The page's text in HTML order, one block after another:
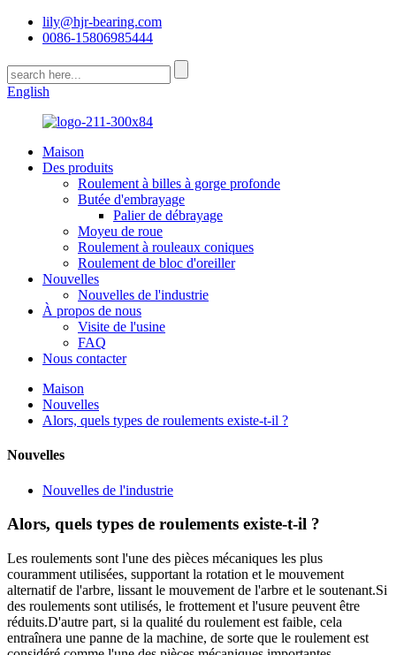
lily@hjr-bearing.com
0086-15806985444
English
Maison
Des produits
Roulement à billes à gorge profonde
Butée d'embrayage
Palier de débrayage
Moyeu de roue
Roulement à rouleaux coniques
Roulement de bloc d'oreiller
Nouvelles
Nouvelles de l'industrie
À propos de nous
Visite de l'usine
FAQ
Nous contacter
Maison
Nouvelles
Alors, quels types de roulements existe-t-il ?
Nouvelles
Nouvelles de l'industrie
Alors, quels types de roulements existe-t-il ?
Les roulements sont l'une des pièces mécaniques les plus
couramment utilisées, supportant la rotation et le mouvement
alternatif de l'arbre, lissant le mouvement de l'arbre et le soutenant.Si
des roulements sont utilisés, le frottement et l'usure peuvent être
réduits.D'autre part, si la qualité du roulement est faible, cela
entraînera une panne de la machine, de sorte que le roulement est